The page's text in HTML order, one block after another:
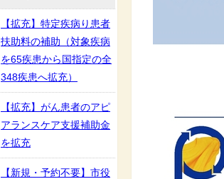
【拡充】特定疾病り患者
扶助料の補助（対象疾病
を65疾患から国指定の全
348疾患へ拡充）
【拡充】がん患者のアピ
アランスケア支援補助金
を拡充
【新規・予約不要】市役